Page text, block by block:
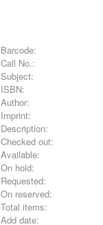
Barcode:
Call No.:
Subject:
ISBN:
Author:
Imprint:
Description:
Checked out:
Available:
On hold:
Requested:
On reserved:
Total items:
Add date: